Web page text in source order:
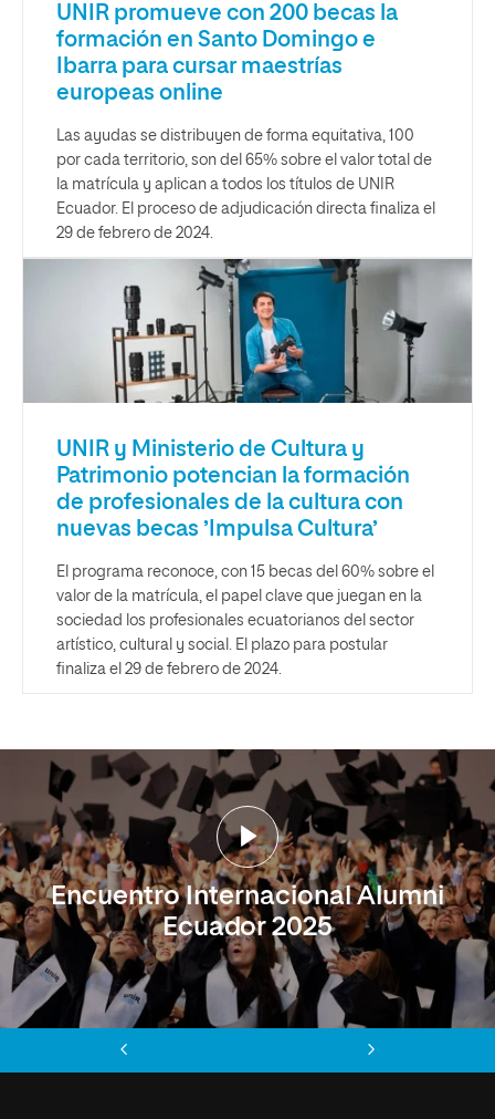
UNIR promueve con 200 becas la
formación en Santo Domingo e
Ibarra para cursar maestrías
europeas online
Las ayudas se distribuyen de forma equitativa, 100
por cada territorio, son del 65% sobre el valor total de
la matrícula y aplican a todos los títulos de UNIR
Ecuador. El proceso de adjudicación directa finaliza el
29 de febrero de 2024.
UNIR y Ministerio de Cultura y
Patrimonio potencian la formación
de profesionales de la cultura con
nuevas becas ’Impulsa Cultura’
El programa reconoce, con 15 becas del 60% sobre el
valor de la matrícula, el papel clave que juegan en la
sociedad los profesionales ecuatorianos del sector
artístico, cultural y social. El plazo para postular
finaliza el 29 de febrero de 2024.
Encuentro Internacional Alumni
Ecuador 2025